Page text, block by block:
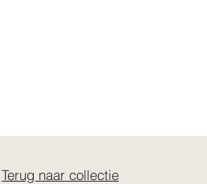
Terug naar collectie